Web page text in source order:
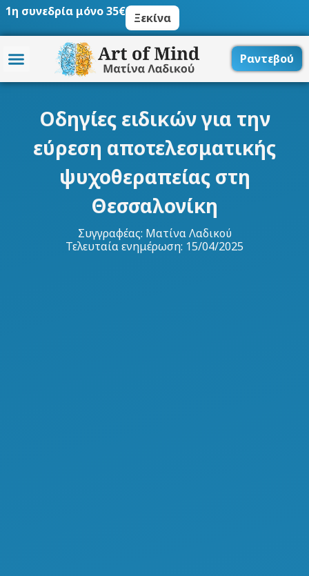
Μετάβαση
περιεχόμενο
1η συνεδρία μόνο 35€ Ξεκίνα
Ραντεβού
Οδηγίες ειδικών για την
εύρεση αποτελεσματικής
ψυχοθεραπείας στη
Θεσσαλονίκη
Συγγραφέας: Ματίνα Λαδικού
Τελευταία ενημέρωση: 15/04/2025